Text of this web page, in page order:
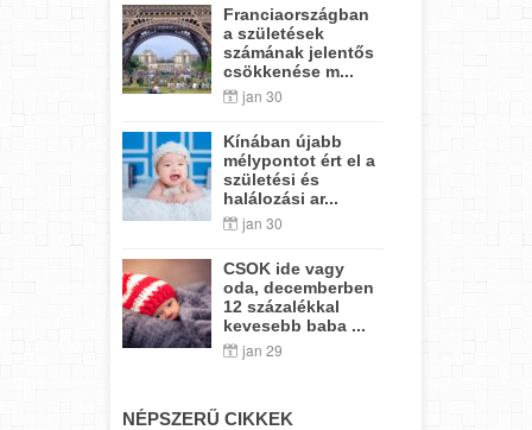
Franciaországban
a születések
számának jelentős
csökkenése m...
jan 30
Kínában újabb
mélypontot ért el a
születési és
halálozási ar...
jan 30
CSOK ide vagy
oda, decemberben
12 százalékkal
kevesebb baba ...
jan 29
NÉPSZERŰ CIKKEK